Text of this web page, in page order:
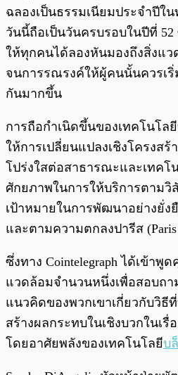
ฉลองเป็นธรรมเนียมประจำปีใ
วันนี้ถือเป็นวันครบรอบในปีที่
ให้ทุกคนได้ลองหันมองถึงสิ่งแว
จนการรณรงค์ให้ผู้คนนั้นควรเ
กันมากขึ้น
การถือกำเนิดขึ้นของเทคโนโล
ให้การเปลี่ยนแปลงเชิงโครงสร้
โปร่งใสต่อสาธารณะและเทคโ
ศักยภาพในการให้บริการตาม
เป้าหมายในการพัฒนาอย่างยั่ง
และตามความตกลงปารีส (Paris
ซึ่งทาง Cointelegraph ได้เข้า
แวดล้อมจำนวนหนึ่งเพื่อสอบถ
แนวคิดของพวกเขาเกี่ยวกับวิธี
สร้างผลกระทบในเชิงบวกในเ
โดยอาศัยพลังของเทคโนโลยีบ